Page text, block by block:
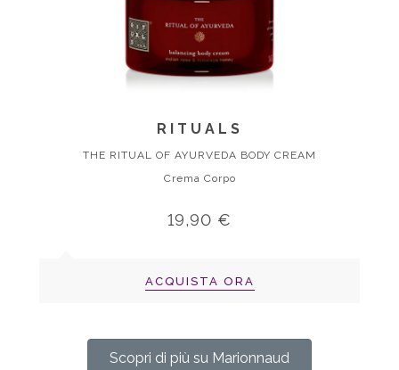
RITUALS
THE RITUAL OF AYURVEDA BODY CREAM
Crema Corpo
19,90 €
ACQUISTA ORA
Scopri di più su Marionnaud